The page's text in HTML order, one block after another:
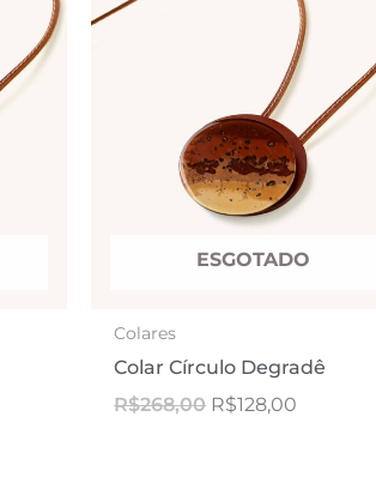
ESGOTADO
Colares
Colar Círculo Degradê
R$268,00
R$268,00.
R$128,00
R$128,00.